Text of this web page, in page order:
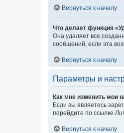
Вернуться к началу
Что делает функция
Она удаляет все
сообщений, если эта
Вернуться к началу
Параметры и
Как мне изменить мои
Если вы являетесь
перейдите по ссылке
Вернуться к началу